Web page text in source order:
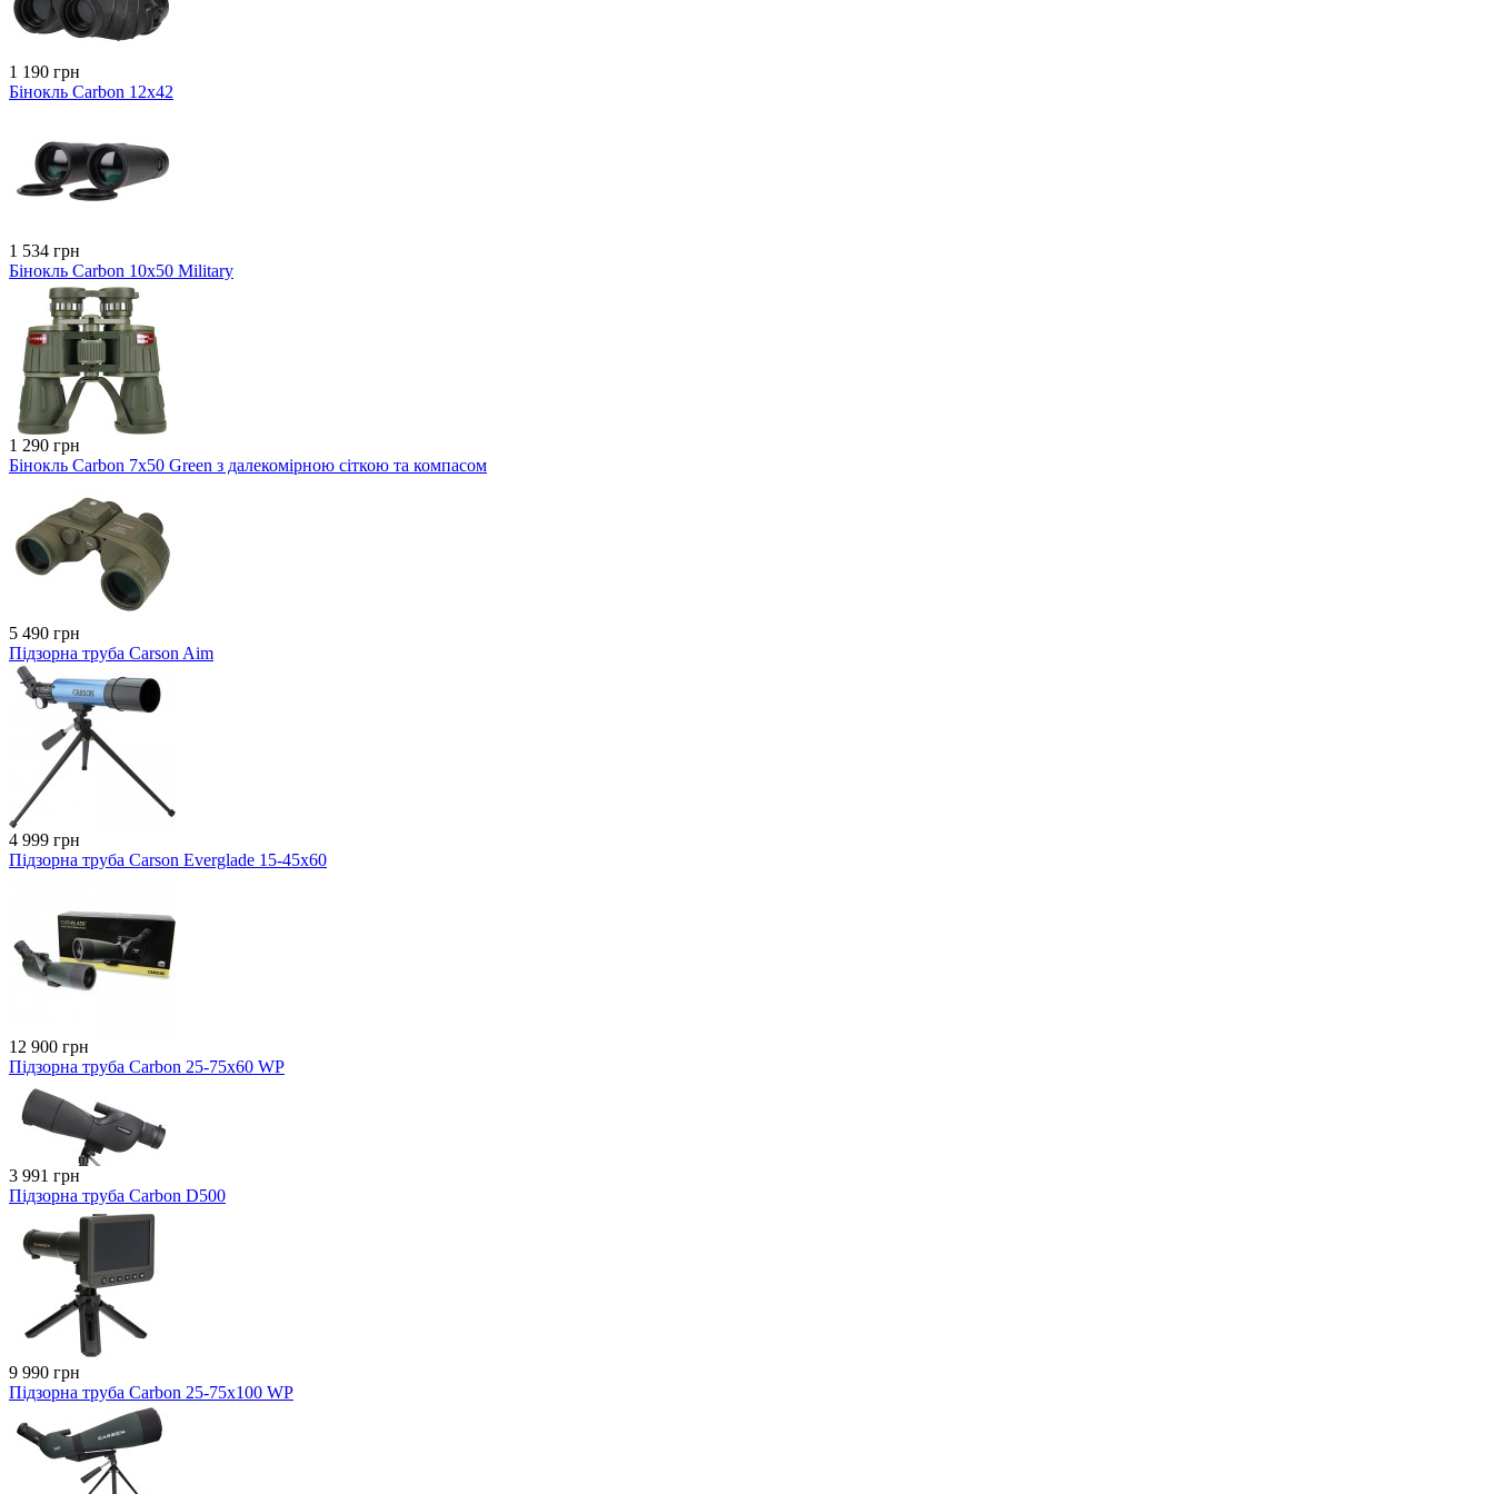
1 190 грн
Бінокль Carbon 12x42
1 534 грн
Бінокль Carbon 10x50 Military
1 290 грн
Бінокль Carbon 7x50 Green з далекомірною сіткою та компасом
5 490 грн
Підзорна труба Carson Aim
4 999 грн
Підзорна труба Сarson Everglade 15-45x60
12 900 грн
Підзорна труба Carbon 25-75х60 WP
3 991 грн
Підзорна труба Carbon D500
9 990 грн
Підзорна труба Carbon 25-75х100 WP